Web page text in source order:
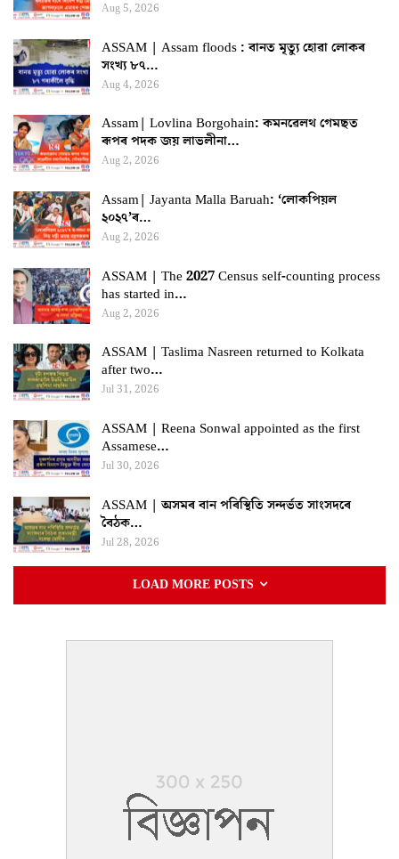
Aug 5, 2026
ASSAM | Assam floods : বানত মৃত্যু হোৱা লোকৰ
সংখ্য ৮৭…
Aug 4, 2026
Assam| Lovlina Borgohain: কমনৱেলথ গেমছত
ৰূপৰ পদক জয় লাভলীনা…
Aug 2, 2026
Assam| Jayanta Malla Baruah: ‘লোকপিয়ল
২০২৭’ৰ…
Aug 2, 2026
ASSAM | The 2027 Census self-counting process
has started in…
Aug 2, 2026
ASSAM | Taslima Nasreen returned to Kolkata
after two…
Jul 31, 2026
ASSAM | Reena Sonwal appointed as the first
Assamese…
Jul 30, 2026
ASSAM | অসমৰ বান পৰিস্থিতি সন্দৰ্ভত সাংসদৰে
বৈঠক…
Jul 28, 2026
LOAD MORE POSTS